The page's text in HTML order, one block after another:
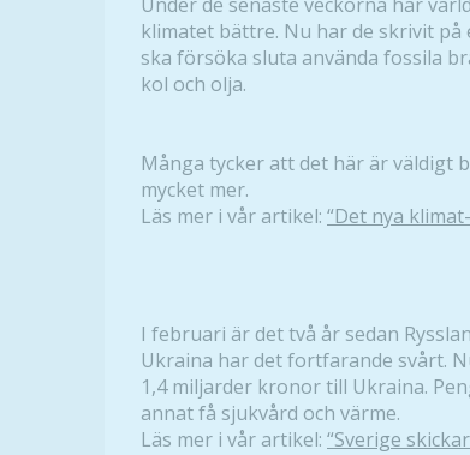
klimatet bättre. Nu har de skrivit
ska försöka sluta använda fossila
kol och olja.
Många tycker att det här är väldigt
mycket mer.
Läs mer i vår artikel: “Det nya
I februari är det två år sedan
Ukraina har det fortfarande svårt.
1,4 miljarder kronor till Ukraina.
annat få sjukvård och värme.
Läs mer i vår artikel: “Sverige